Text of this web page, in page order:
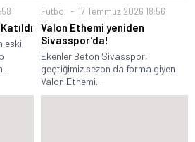
eski
Futbol 17 Temmuz 2026 18:56
Valon Ethemi yeniden
Sivasspor’da!
Ekenler Beton Sivasspor,
geçtiğimiz sezon da forma giyen
Valon Ethemi...